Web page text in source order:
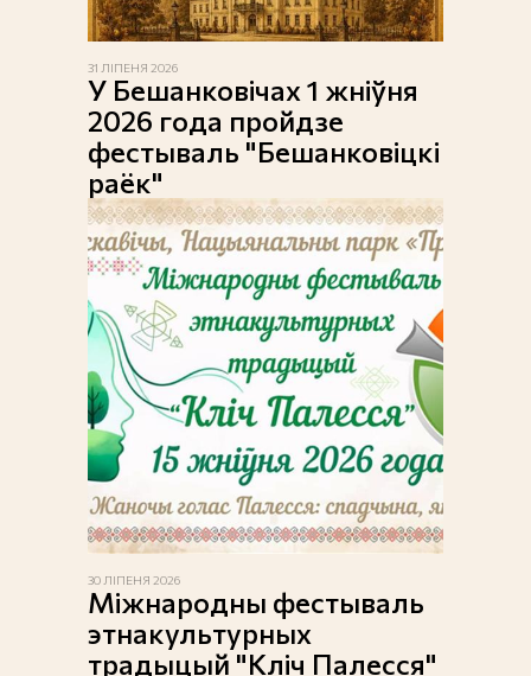
31 ЛІПЕНЯ 2026
У Бешанковічах 1 жніўня
2026 года пройдзе
фестываль "Бешанковіцкі
раёк"
30 ЛІПЕНЯ 2026
Міжнародны фестываль
этнакультурных
традыцый "Кліч Палесся"